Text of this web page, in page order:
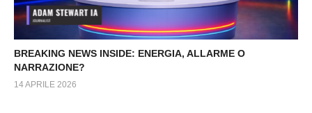
BREAKING NEWS INSIDE: ENERGIA, ALLARME O
NARRAZIONE?
14 APRILE 2026